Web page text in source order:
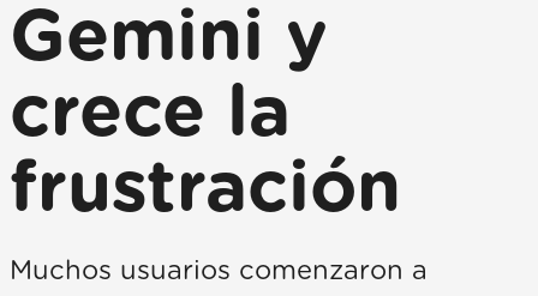
Gemini y
crece la
frustración
Muchos usuarios comenzaron a